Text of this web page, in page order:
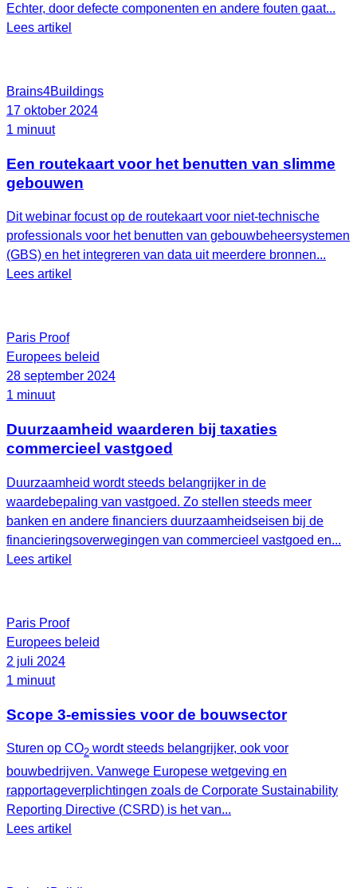
Echter, door defecte componenten en andere fouten gaat...
Lees artikel
Brains4Buildings
17 oktober 2024
1 minuut
Een routekaart voor het benutten van slimme
gebouwen
Dit webinar focust op de routekaart voor niet-technische
professionals voor het benutten van gebouwbeheersystemen
(GBS) en het integreren van data uit meerdere bronnen...
Lees artikel
Paris Proof
Europees beleid
28 september 2024
1 minuut
Duurzaamheid waarderen bij taxaties
commercieel vastgoed
Duurzaamheid wordt steeds belangrijker in de
waardebepaling van vastgoed. Zo stellen steeds meer
banken en andere financiers duurzaamheidseisen bij de
financieringsoverwegingen van commercieel vastgoed en...
Lees artikel
Paris Proof
Europees beleid
2 juli 2024
1 minuut
Scope 3-emissies voor de bouwsector
Sturen op CO2 wordt steeds belangrijker, ook voor
bouwbedrijven. Vanwege Europese wetgeving en
rapportageverplichtingen zoals de Corporate Sustainability
Reporting Directive (CSRD) is het van...
Lees artikel